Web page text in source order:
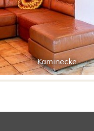
Kaminecke